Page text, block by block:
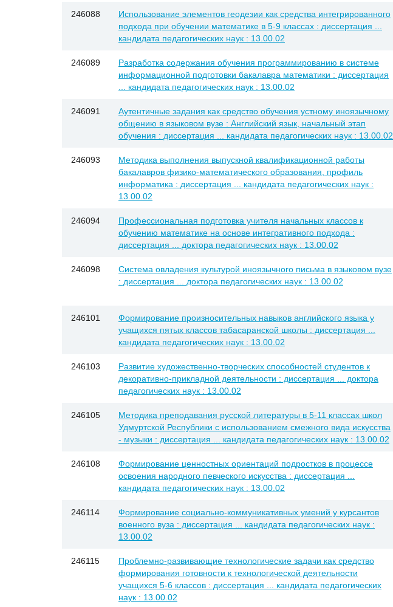
246088
Использование элементов геодезии как средства интегрированного
подхода при обучении математике в 5-9 классах : диссертация ...
кандидата педагогических наук : 13.00.02
246089
Разработка содержания обучения программированию в системе
информационной подготовки бакалавра математики : диссертация
... кандидата педагогических наук : 13.00.02
246091
Аутентичные задания как средство обучения устному иноязычному
общению в языковом вузе : Английский язык, начальный этап
обучения : диссертация ... кандидата педагогических наук : 13.00.02
246093
Методика выполнения выпускной квалификационной работы
бакалавров физико-математического образования, профиль
информатика : диссертация ... кандидата педагогических наук :
13.00.02
246094
Профессиональная подготовка учителя начальных классов к
обучению математике на основе интегративного подхода :
диссертация ... доктора педагогических наук : 13.00.02
246098
Система овладения культурой иноязычного письма в языковом вузе
: диссертация ... доктора педагогических наук : 13.00.02
246101
Формирование произносительных навыков английского языка у
учащихся пятых классов табасаранской школы : диссертация ...
кандидата педагогических наук : 13.00.02
246103
Развитие художественно-творческих способностей студентов к
декоративно-прикладной деятельности : диссертация ... доктора
педагогических наук : 13.00.02
246105
Методика преподавания русской литературы в 5-11 классах школ
Удмуртской Республики с использованием смежного вида искусства
- музыки : диссертация ... кандидата педагогических наук : 13.00.02
246108
Формирование ценностных ориентаций подростков в процессе
освоения народного певческого искусства : диссертация ...
кандидата педагогических наук : 13.00.02
246114
Формирование социально-коммуникативных умений у курсантов
военного вуза : диссертация ... кандидата педагогических наук :
13.00.02
246115
Проблемно-развивающие технологические задачи как средство
формирования готовности к технологической деятельности
учащихся 5-6 классов : диссертация ... кандидата педагогических
наук : 13.00.02